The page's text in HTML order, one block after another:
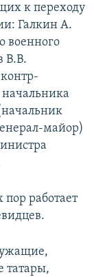
к переходу
Галкин А.
В.В.
майор)
пор работает
татары,